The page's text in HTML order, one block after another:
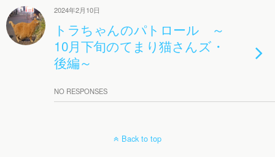
2024年2月10日
トラちゃんのパトロール ～
10月下旬のてまり猫さんズ・
後編～
NO RESPONSES
Back to top